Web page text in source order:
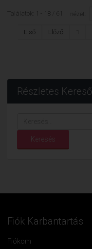
Találatok: 1 - 18 / 61 nézet:
Első Előző 1
Részletes Kereső
Keresés
Fiók Karbantartás
Fiókom